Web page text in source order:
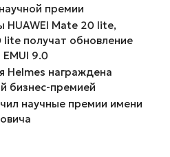
премии
Mate 20 lite,
lite получат обновление
9.0
Helmes награждена
бизнес-премией
научные премии имени